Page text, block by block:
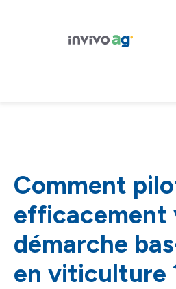
Comment
efficacement
démarche
en viticulture